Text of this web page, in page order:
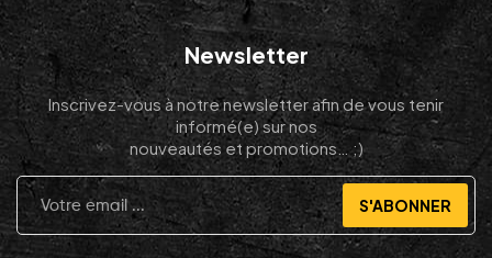
Newsletter
Inscrivez-vous à notre newsletter afin de vous tenir
informé(e) sur nos
nouveautés et promotions… ;)
S'ABONNER